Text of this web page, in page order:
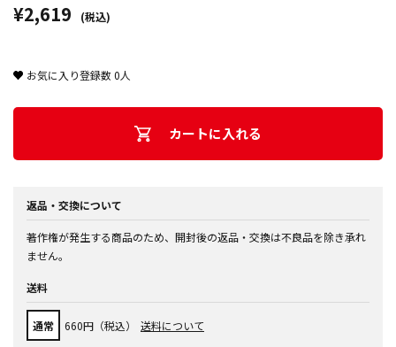
¥2,619 (税込)
お気に入り登録数0人
カートに入れる
返品・交換について
著作権が発生する商品のため、開封後の返品・交換は不良品を除き承れ
ません。
送料
通常 660円（税込） 送料について